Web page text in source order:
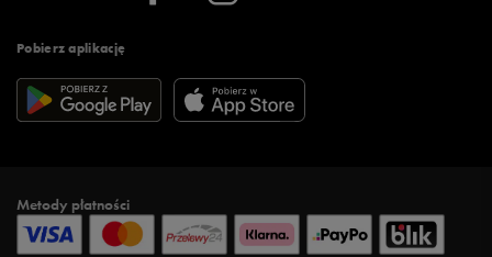
Pobierz aplikację
Metody płatności